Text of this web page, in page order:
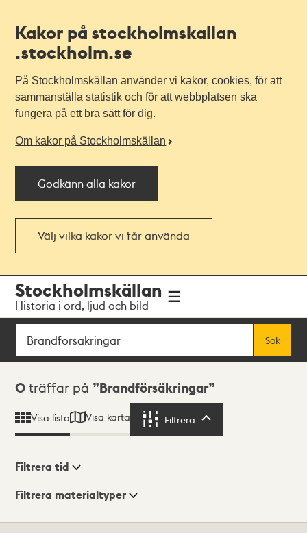
Kakor på stockholmskallan
.stockholm.se
På Stockholmskällan använder vi kakor, cookies, för att
sammanställa statistik och för att webbplatsen ska
fungera på ett bra sätt för dig.
Om kakor på Stockholmskällan
Godkänn alla kakor
Välj vilka kakor vi får använda
navigationen
huvudinnehållet
Stockholmskällan
Historia i ord, ljud och bild
Sök
Sök
Sökresultat
0 träffar på Brandförsäkringar
Visa lista Visa karta Filtrera
Visningsläge
Filtrera tid
Filtrera materialtyper